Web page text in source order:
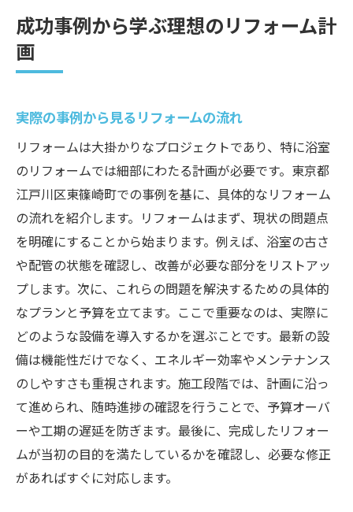
成功事例から学ぶ理想のリフォーム計
画
実際の事例から見るリフォームの流れ
リフォームは大掛かりなプロジェクトであり、特に浴室
のリフォームでは細部にわたる計画が必要です。東京都
江戸川区東篠崎町での事例を基に、具体的なリフォーム
の流れを紹介します。リフォームはまず、現状の問題点
を明確にすることから始まります。例えば、浴室の古さ
や配管の状態を確認し、改善が必要な部分をリストアッ
プします。次に、これらの問題を解決するための具体的
なプランと予算を立てます。ここで重要なのは、実際に
どのような設備を導入するかを選ぶことです。最新の設
備は機能性だけでなく、エネルギー効率やメンテナンス
のしやすさも重視されます。施工段階では、計画に沿っ
て進められ、随時進捗の確認を行うことで、予算オーバ
ーや工期の遅延を防ぎます。最後に、完成したリフォー
ムが当初の目的を満たしているかを確認し、必要な修正
があればすぐに対応します。